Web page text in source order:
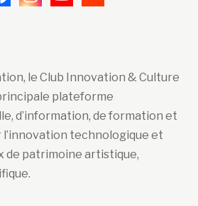
le Club Innovation & Culture
plateforme
d’information, de formation et
l’innovation technologique et
de patrimoine artistique,